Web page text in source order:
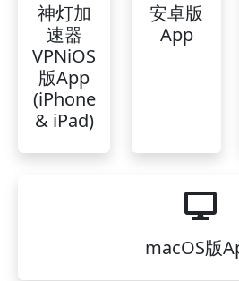
神灯加
速器
VPNiOS
版App
(iPhone
& iPad)
安卓版
App
macOS版